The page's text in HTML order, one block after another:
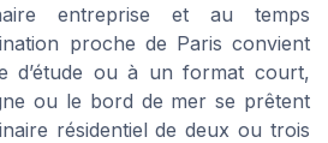
entreprise et au temps
proche de Paris convient
d’étude ou à un format court,
ou le bord de mer se prêtent
résidentiel de deux ou trois